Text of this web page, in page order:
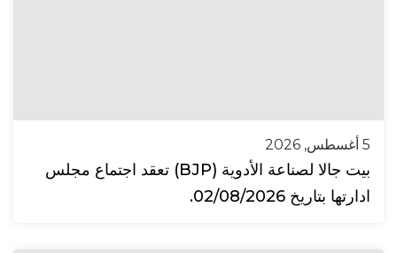
5 أغسطس, 2026
بيت جالا لصناعة الأدوية (BJP) تعقد اجتماع مجلس
ادارتها بتاريخ 02/08/2026.